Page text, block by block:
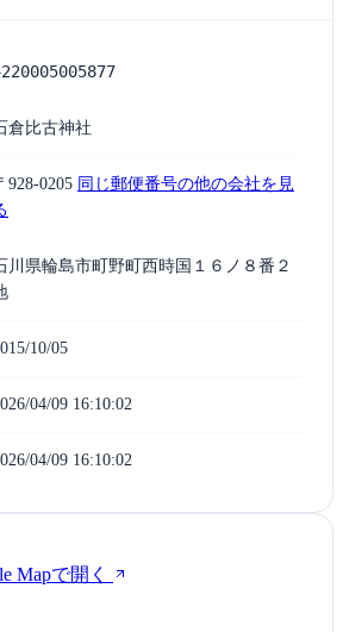
倉比古神社
928-0205 同じ郵便番号の他の会社を見
川県輪島市町野町西時国１６ノ８番２
10/05
04/09 16:10:02
04/09 16:10:02
Mapで開く